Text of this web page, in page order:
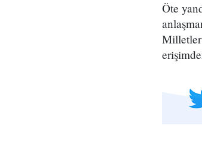
Öte
Milletler